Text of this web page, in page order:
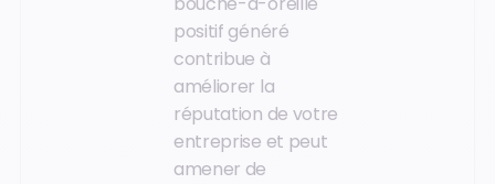
positif généré
contribue à
améliorer la
réputation de votre
entreprise et peut
amener de